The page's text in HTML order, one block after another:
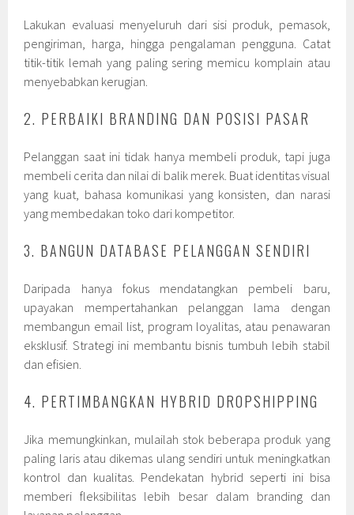
Lakukan evaluasi menyeluruh dari sisi produk, pemasok,
pengiriman, harga, hingga pengalaman pengguna. Catat
titik-titik lemah yang paling sering memicu komplain atau
menyebabkan kerugian.
2. PERBAIKI BRANDING DAN POSISI PASAR
Pelanggan saat ini tidak hanya membeli produk, tapi juga
membeli cerita dan nilai di balik merek. Buat identitas visual
yang kuat, bahasa komunikasi yang konsisten, dan narasi
yang membedakan toko dari kompetitor.
3. BANGUN DATABASE PELANGGAN SENDIRI
Daripada hanya fokus mendatangkan pembeli baru,
upayakan mempertahankan pelanggan lama dengan
membangun email list, program loyalitas, atau penawaran
eksklusif. Strategi ini membantu bisnis tumbuh lebih stabil
dan efisien.
4. PERTIMBANGKAN HYBRID DROPSHIPPING
Jika memungkinkan, mulailah stok beberapa produk yang
paling laris atau dikemas ulang sendiri untuk meningkatkan
kontrol dan kualitas. Pendekatan hybrid seperti ini bisa
memberi fleksibilitas lebih besar dalam branding dan